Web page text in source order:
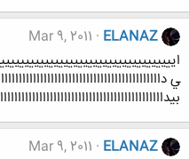
ELANAZ
Mar 9, 2011
ي
ELANAZ
Mar 9, 2011